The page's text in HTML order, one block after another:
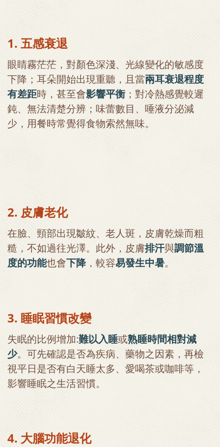
1. 五感衰退
眼睛霧茫茫，對顏色深淺、光線變化的敏感度
下降；耳朵開始出現重聽，且當兩耳衰退程度
有差距時，甚至會影響平衡；對冷熱感覺較遲
鈍、無法清楚分辨；味蕾數目、唾液分泌減
少，用餐時常覺得食物索然無味。
2. 皮膚老化
在臉、頸部出現皺紋、老人斑，皮膚乾燥而粗
糙，不如過往光澤。此外，皮膚排汗與調節溫
度的功能也會下降，較容易發生中暑。
3. 睡眠習慣改變
失眠的比例增加:難以入睡或熟睡時間相對減
少。可先確認是否為疾病、藥物之因素，再檢
視平日是否有白天睡太多、愛喝茶或咖啡等，
影響睡眠之生活習慣。
4. 大腦功能退化